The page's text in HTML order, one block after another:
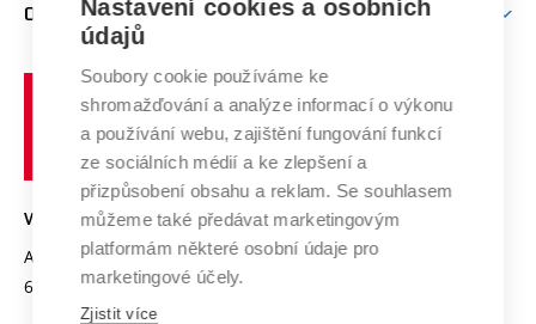
E-přihláška
Doktorské studium
Podpora podnikání
Systém zajišťování kvality výzkumu
Výzkumné infrastruktury
Transfer znalostí
Open Science
Projekty
Projekty ze strukturálních fondů
Specifický výzkum
Zahraniční spolupráce
Spolupráce se školami
Služby univerzity
Mezinárodní dohody
Univerzitní sítě
O UNIVERZITĚ
Profil univerzity
Udržitelná univerzita
Podnikavá univerzita / ContriBUTe
Bezpečná univerzita
Vyznamenání
Organizační struktura
učení
technické
VYSOKÉ UČENÍ TECHNICKÉ V BRNĚ
Antonínská 548/1
602 00 Brno
www.vut.cz
vut@vutbr.cz
Nastavení cookies a osobních
údajů
Soubory cookie používáme ke
shromažďování a analýze informací o výkonu
a používání webu, zajištění fungování funkcí
ze sociálních médií a ke zlepšení a
přizpůsobení obsahu a reklam. Se souhlasem
můžeme také předávat marketingovým
platformám některé osobní údaje pro
marketingové účely.
Zjistit více